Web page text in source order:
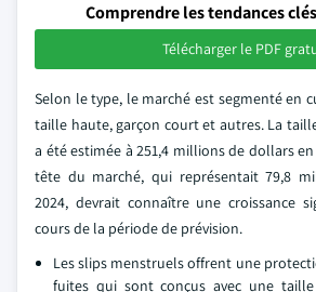
Comprendre les tendances
Télécharger le PDF
Selon le type, le marché est segmenté en
taille haute, garçon court et autres. La
a été estimée à 251,4 millions de dollars
tête du marché, qui représentait 79,8
2024, devrait connaître une croissance
cours de la période de prévision.
Les slips menstruels offrent une
fuites qui sont conçus avec une